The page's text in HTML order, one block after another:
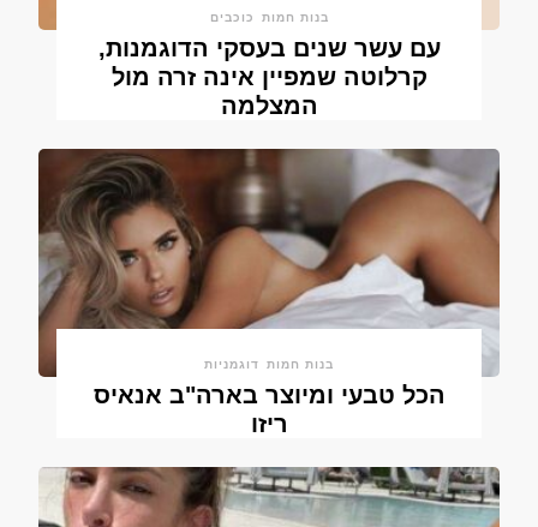
בנות חמות כוכבים
עם עשר שנים בעסקי הדוגמנות,
קרלוטה שמפיין אינה זרה מול
המצלמה
בנות חמות דוגמניות
הכל טבעי ומיוצר בארה"ב אנאיס
ריזו